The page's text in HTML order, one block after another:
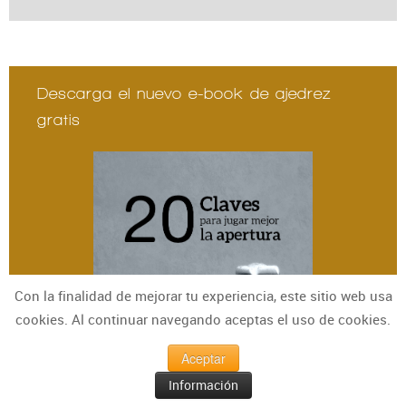
Descarga el nuevo e-book de ajedrez
gratis
Con la finalidad de mejorar tu experiencia, este sitio web usa
cookies. Al continuar navegando aceptas el uso de cookies.
Aceptar
Información